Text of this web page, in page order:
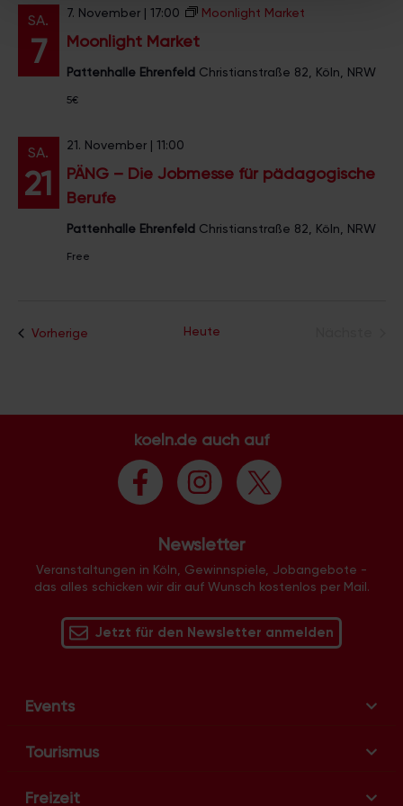
Partner führen diese Informationen möglicherweise mit
weiteren Daten zusammen, die Sie ihnen bereitgestellt
haben oder die sie im Rahmen Ihrer Nutzung der Dienste
gesammelt haben.
SA.
7 Moonlight Market
7. November | 17:00 Moonlight Market
Pattenhalle Ehrenfeld Christianstraße 82, Köln, NRW
5€
SA.
21
PÄNG – Die Jobmesse für pädagogische
Berufe
21. November | 11:00
Pattenhalle Ehrenfeld Christianstraße 82, Köln, NRW
Free
VorherigeVeranstaltungenHeute
koeln.de auch auf
Newsletter
Veranstaltungen in Köln, Gewinnspiele, Jobangebote -
das alles schicken wir dir auf Wunsch kostenlos per Mail.
Jetzt für den Newsletter anmelden
Events
Tourismus
Freizeit